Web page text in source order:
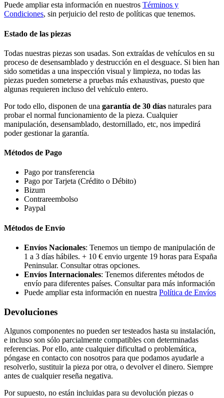
Puede ampliar esta información en nuestros Términos y
Condiciones, sin perjuicio del resto de políticas que tenemos.
Estado de las piezas
Todas nuestras piezas son usadas. Son extraídas de vehículos en su
proceso de desensamblado y destrucción en el desguace. Si bien han
sido sometidas a una inspección visual y limpieza, no todas las
piezas pueden someterse a pruebas más exhaustivas, puesto que
algunas requieren incluso del vehículo entero.
Por todo ello, disponen de una garantía de 30 días naturales para
probar el normal funcionamiento de la pieza. Cualquier
manipulación, desensamblado, destornillado, etc, nos impedirá
poder gestionar la garantía.
Métodos de Pago
Pago por transferencia
Pago por Tarjeta (Crédito o Débito)
Bizum
Contrareembolso
Paypal
Métodos de Envío
Envíos Nacionales: Tenemos un tiempo de manipulación de
1 a 3 días hábiles. + 10 € envio urgente 19 horas para España
Peninsular. Consultar otras opciones.
Envíos Internacionales: Tenemos diferentes métodos de
envío para diferentes países. Consultar para más información
Puede ampliar esta información en nuestra Política de Envíos
Devoluciones
Algunos componentes no pueden ser testeados hasta su instalación,
e incluso son sólo parcialmente compatibles con determinadas
referencias. Por ello, ante cualquier dificultad o problemática,
póngase en contacto con nosotros para que podamos ayudarle a
resolverlo, sustituir la pieza por otra, o devolver el dinero. Siempre
antes de cualquier reseña negativa.
Por supuesto, no están incluidas para su devolución piezas o